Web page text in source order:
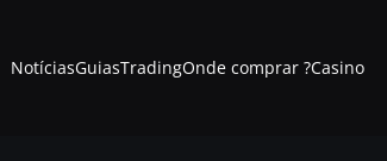
NotíciasGuiasTradingOnde comprar ?Casino